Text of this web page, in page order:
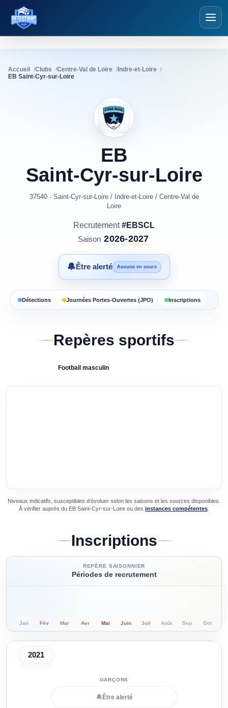
Détections Foot
Accueil Clubs Centre-Val de Loire
Indre-et-Loire
EB Saint-Cyr-sur-Loire
EB
Saint-Cyr-sur-Loire
37540 · Saint-Cyr-sur-Loire/ Indre-et-Loire/ Centre-Val de
Loire
Recrutement#EBSCL
Saison 2026-2027
🔔Être alerté Aucune en cours
Détections Journées Portes-Ouvertes (JPO) Inscriptions
Repères sportifs
Football masculin
Niveaux indicatifs, susceptibles d’évoluer selon les saisons et les sources disponibles.
À vérifier auprès du EB Saint-Cyr-sur-Loire ou des instances compétentes
Inscriptions
REPÈRE SAISONNIER
Périodes de recrutement
Jan Fév Mar Avr Mai Juin Juil Août Sep Oct
2021
🔔 Être alerté